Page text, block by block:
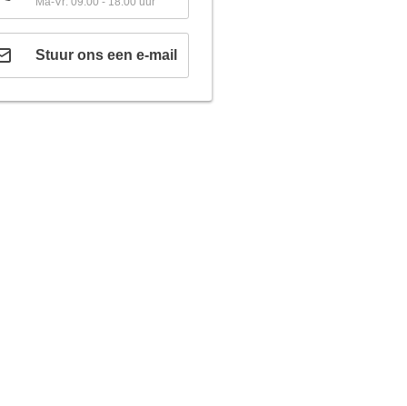
Stuur ons een e-mail